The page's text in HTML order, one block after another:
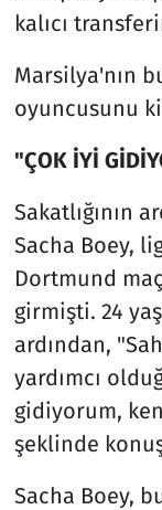
kalıcı
Marsilya'nın
oyuncusunu
"ÇOK İYİ
Sakatlığının
Sacha Boey,
Dortmund
girmişti. 24
ardından,
yardımcı
gidiyorum,
şeklinde
Sacha Boey,